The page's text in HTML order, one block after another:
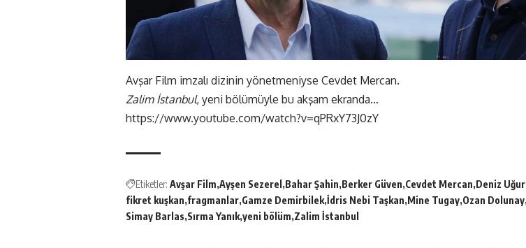
Avşar Film imzalı dizinin yönetmeniyse Cevdet Mercan.
Zalim İstanbul, yeni bölümüyle bu akşam ekranda…
https://www.youtube.com/watch?v=qPRxY73J0zY
Etiketler: Avşar Film Ayşen Sezerel Bahar Şahin Berker Güven Cevdet Mercan Deniz Uğur
fikret kuşkan fragmanlar Gamze Demirbilek İdris Nebi Taşkan Mine Tugay Ozan Dolunay
Simay Barlas Sırma Yanık yeni bölüm Zalim İstanbul